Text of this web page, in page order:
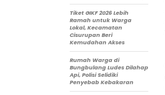
Tiket GIKF 2026 Lebih
Ramah untuk Warga
Lokal, Kecamatan
Cisurupan Beri
Kemudahan Akses
Rumah Warga di
Bungbulang Ludes Dilahap
Api, Polisi Selidiki
Penyebab Kebakaran